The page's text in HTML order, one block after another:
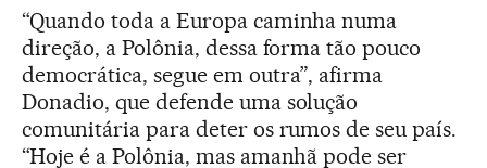
“Quando toda a Europa caminha numa
direção, a Polônia, dessa forma tão pouco
democrática, segue em outra”, afirma
Donadio, que defende uma solução
comunitária para deter os rumos de seu país.
“Hoje é a Polônia, mas amanhã pode ser